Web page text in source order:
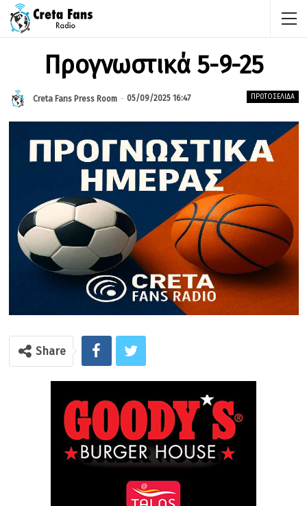
Προγνωστικά 5-9-25
ΠΡΩΤΟΣΈΛΙΔΑ
Creta Fans Press Room 05/09/2025 16:47
Share